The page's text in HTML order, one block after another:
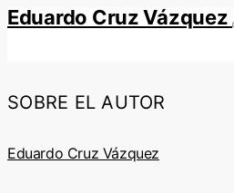
Eduardo Cruz Vázquez
SOBRE EL AUTOR
Eduardo Cruz Vázquez